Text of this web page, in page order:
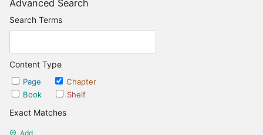
Advanced Search
Search Terms
Content Type
Page
Chapter
Book
Shelf
Exact Matches
Add